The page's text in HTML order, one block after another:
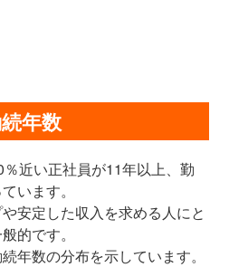
年数
近い正社員が11年以上、勤
います。
安定した収入を求める人にと
的です。
年数の分布を示しています。